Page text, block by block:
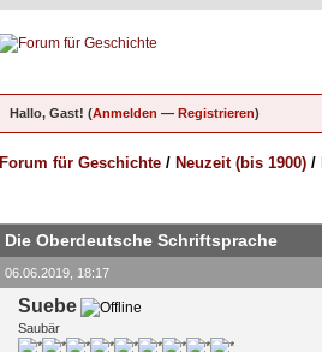
Hallo, Gast! (Anmelden — Registrieren)
Forum für Geschichte / Neuzeit (bis 1900) /
Die Oberdeutsche Schriftsprache
06.06.2019, 18:17
Suebe
Saubär